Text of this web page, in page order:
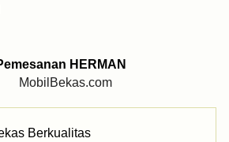
HERMAN
MobilBekas.com
Berkualitas